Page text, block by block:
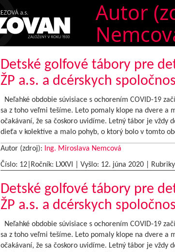
Autor
Detské golfové tábory pre
ŽP a.s. a dcérskych
Neľahké obdobie súvisiace s ochorením COVID-19
sa z toho veľmi tešíme. Leto pomaly klope na dvere a
očakávaní, že sa čoskoro uvidíme. Letný tábor je vždy
dieťa v kolektíve a malo pohyb, o ktorý bolo v tomto
Autor (zdroj): Ing. Miroslava Nemcová
Číslo: 12|Ročník: LXXVI | Vyšlo: 12. júna 2020|
Detské golfové tábory pre
ŽP a.s. a dcérskych
Neľahké obdobie súvisiace s ochorením COVID-19
sa z toho veľmi tešíme. Leto pomaly klope na dvere a
očakávaní, že sa čoskoro uvidíme. Letný tábor je vždy